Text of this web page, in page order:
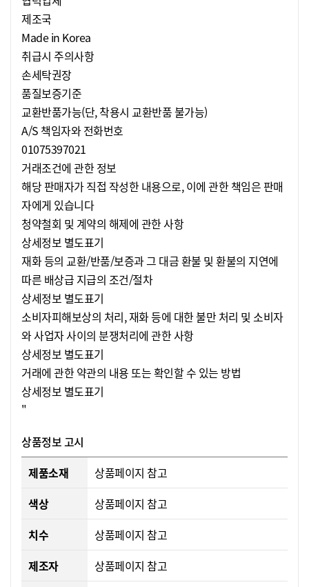
제조국
Made in Korea
취급시 주의사항
손세탁권장
품질보증기준
교환반품가능(단, 착용시 교환반품 불가능)
A/S 책임자와 전화번호
01075397021
거래조건에 관한 정보
해당 판매자가 직접 작성한 내용으로, 이에 관한 책임은 판매
자에게 있습니다
청약철회 및 계약의 해제에 관한 사항
상세정보 별도표기
재화 등의 교환/반품/보증과 그 대금 환불 및 환불의 지연에
따른 배상급 지급의 조건/절차
상세정보 별도표기
소비자피해보상의 처리, 재화 등에 대한 불만 처리 및 소비자
와 사업자 사이의 분쟁처리에 관한 사항
상세정보 별도표기
거래에 관한 약관의 내용 또는 확인할 수 있는 방법
상세정보 별도표기
"
상품정보 고시
제품소재
상품페이지 참고
색상
상품페이지 참고
치수
상품페이지 참고
제조자
상품페이지 참고